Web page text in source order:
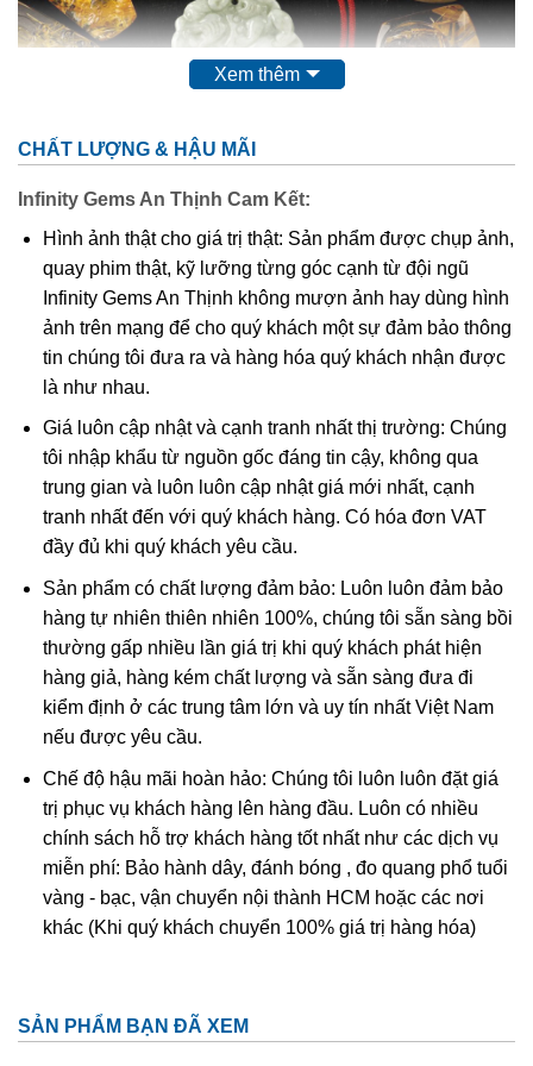
Theo các nhà nghiên cứu khoa học thìđá thạch anh tóc
vàngcó tên khoa học làRutilated Quartz. Chúng là một
trong những biến thể quý hiếm thuộc họ nhà thạch anh. Vì
sao Thạch anh tóc vàng lại được mệnh danh là loại thạch
anh quý hiếm do tinh thể này phải trải qua hàng chục triệu
cao. Được hình thành là do có trộn lẫn các tinh thể hình
kim, hình que do chất Titan Oxit trong thạch anh cộng
hưởng với các tinh thể rutile, tourmaline, feldspar. Nhìn
bên ngoài thấy chúng như có các sợi nhỏ bên trong kết
hợp với hiệu ứng quang học khi tiếp xúc với ánh sáng tạo
nên một vẻ đẹp khó cưỡng với bất kì ai hiểu biết về đá.
Thanh Hóa, Yên Bái, Gia Lai, Lâm Đồng. Và thạch anh tóc
tại VN đá còn kéo mây và tạm chất bên trong còn nhiều
Xem thêm
CHẤT LƯỢNG & HẬU MÃI
Infinity Gems An Thịnh Cam Kết:
Hình ảnh thật cho giá trị thật: Sản phẩm được chụp ảnh,
quay phim thật, kỹ lưỡng từng góc cạnh từ đội ngũ
Infinity Gems An Thịnh không mượn ảnh hay dùng hình
ảnh trên mạng để cho quý khách một sự đảm bảo thông
tin chúng tôi đưa ra và hàng hóa quý khách nhận được
là như nhau.
Giá luôn cập nhật và cạnh tranh nhất thị trường: Chúng
tôi nhập khẩu từ nguồn gốc đáng tin cậy, không qua
trung gian và luôn luôn cập nhật giá mới nhất, cạnh
tranh nhất đến với quý khách hàng. Có hóa đơn VAT
đầy đủ khi quý khách yêu cầu.
Sản phẩm có chất lượng đảm bảo: Luôn luôn đảm bảo
hàng tự nhiên thiên nhiên 100%, chúng tôi sẵn sàng bồi
thường gấp nhiều lần giá trị khi quý khách phát hiện
hàng giả, hàng kém chất lượng và sẵn sàng đưa đi
kiểm định ở các trung tâm lớn và uy tín nhất Việt Nam
nếu được yêu cầu.
Chế độ hậu mãi hoàn hảo: Chúng tôi luôn luôn đặt giá
trị phục vụ khách hàng lên hàng đầu. Luôn có nhiều
chính sách hỗ trợ khách hàng tốt nhất như các dịch vụ
miễn phí: Bảo hành dây, đánh bóng , đo quang phổ tuổi
vàng - bạc, vận chuyển nội thành HCM hoặc các nơi
khác (Khi quý khách chuyển 100% giá trị hàng hóa)
SẢN PHẨM BẠN ĐÃ XEM